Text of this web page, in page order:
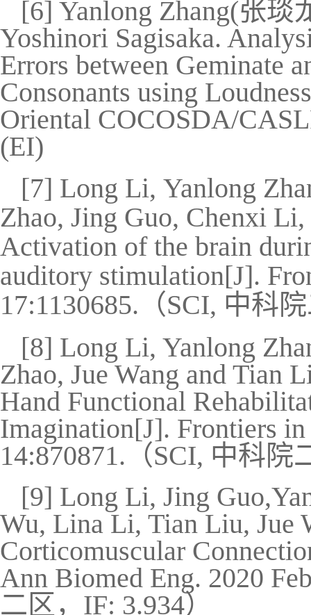
[6] Yanlong Zhang(张琰
Yoshinori Sagisaka.
Errors between Geminate
Consonants using
Oriental COCOSDA/
(EI)
[7] Long Li, Yanlong
Zhao, Jing Guo, Chenxi
Activation of the brain
auditory stimulation[J].
17:1130685. （SCI, 中科
[8] Long Li, Yanlong
Zhao, Jue Wang and Tian
Hand Functional
Imagination[J]. Frontiers
14:870871. （SCI, 中科院
[9] Long Li, Jing
Wu, Lina Li, Tian Liu, Jue
Corticomuscular
Ann Biomed Eng. 2020
二区， IF: 3.934）